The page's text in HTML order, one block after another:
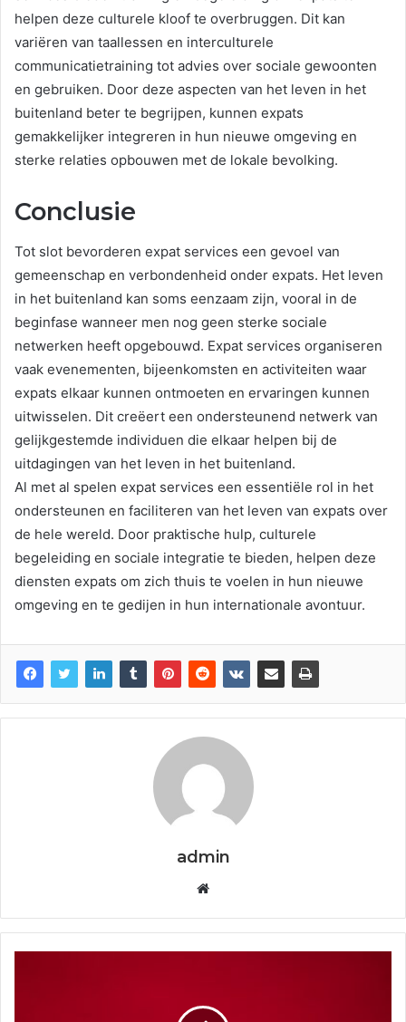
helpen deze culturele kloof te overbruggen. Dit kan
variëren van taallessen en interculturele
communicatietraining tot advies over sociale gewoonten
en gebruiken. Door deze aspecten van het leven in het
buitenland beter te begrijpen, kunnen expats
gemakkelijker integreren in hun nieuwe omgeving en
sterke relaties opbouwen met de lokale bevolking.
Conclusie
Tot slot bevorderen expat services een gevoel van
gemeenschap en verbondenheid onder expats. Het leven
in het buitenland kan soms eenzaam zijn, vooral in de
beginfase wanneer men nog geen sterke sociale
netwerken heeft opgebouwd. Expat services organiseren
vaak evenementen, bijeenkomsten en activiteiten waar
expats elkaar kunnen ontmoeten en ervaringen kunnen
uitwisselen. Dit creëert een ondersteunend netwerk van
gelijkgestemde individuen die elkaar helpen bij de
uitdagingen van het leven in het buitenland.
Al met al spelen expat services een essentiële rol in het
ondersteunen en faciliteren van het leven van expats over
de hele wereld. Door praktische hulp, culturele
begeleiding en sociale integratie te bieden, helpen deze
diensten expats om zich thuis te voelen in hun nieuwe
omgeving en te gedijen in hun internationale avontuur.
admin
b
s